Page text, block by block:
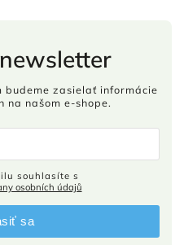
budeme zasielať informácie
na našom e-shope.
osobních údajů
sa